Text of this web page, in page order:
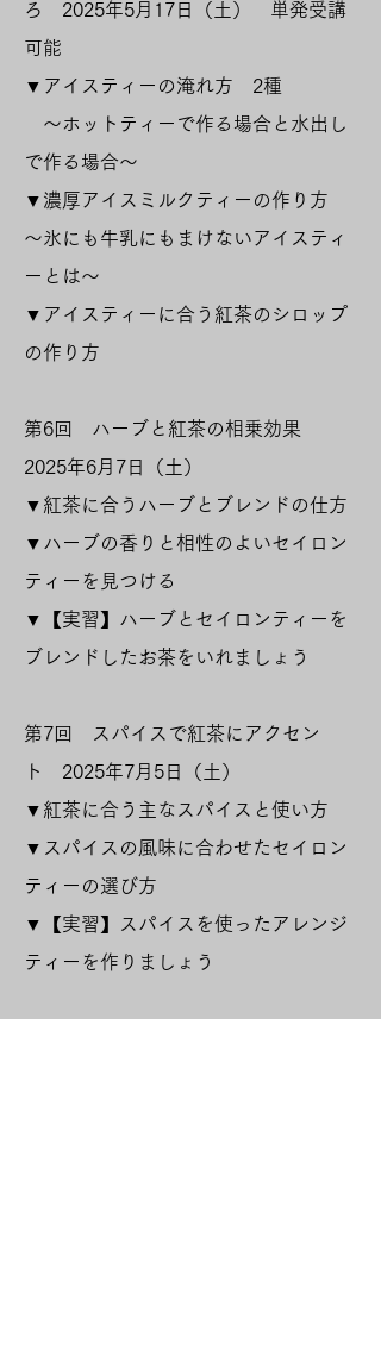
ろ 2025年5月17日（土）
単発受講
可能
▼ アイスティーの淹れ方 2種
～ホットティーで作る場合と水出し
で作る場合～
▼濃厚アイスミルクティーの作り方
～氷にも牛乳にもまけないアイスティ
ーとは～
▼アイスティーに合う紅茶のシロップ
の作り方
​第6回 ハーブと紅茶の相乗効果
2025年6月7日（土）
▼紅茶に合うハーブとブレンドの仕方
▼ハーブの香りと相性のよいセイロン
ティーを見つける
​▼【実習】ハーブとセイロンティーを
ブレンドしたお茶をいれましょう
第7回 スパイスで紅茶にアクセン
ト 2025年7月5日（土）
▼紅茶に合う主なスパイスと使い方
▼スパイスの風味に合わせたセイロン
ティーの選び方
▼【実習】スパイスを使ったアレンジ
ティーを作りましょう